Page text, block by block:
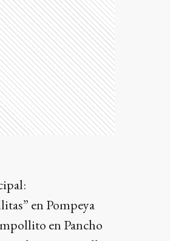
en Pompeya
en Pancho